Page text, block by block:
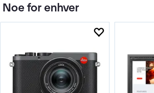
Noe for enhver